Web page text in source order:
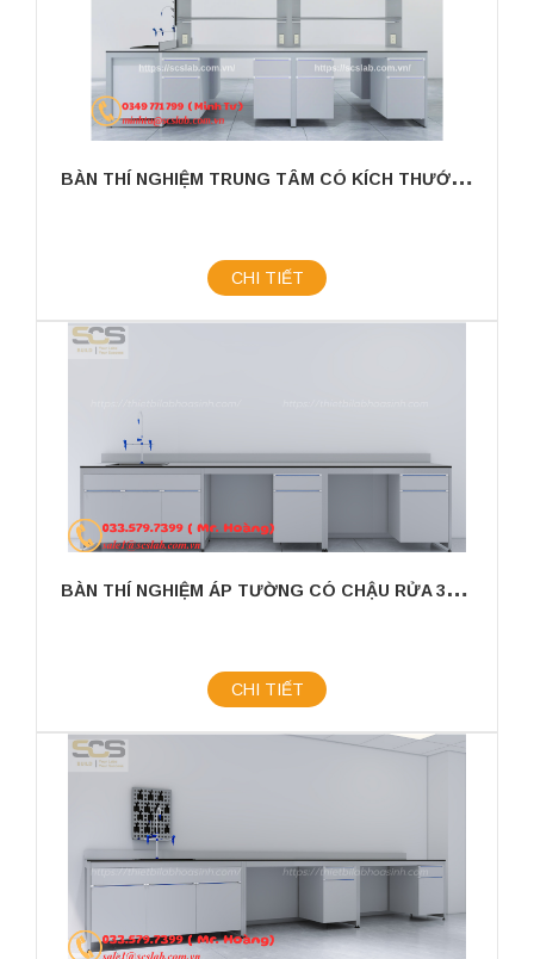
B
ÀN THÍ NGHIỆM TRUNG TÂM CÓ KÍCH THƯỚC 3600MM CÓ CHẬU RỬA
CHI TIẾT
B
ÀN THÍ NGHIỆM ÁP TƯỜNG CÓ CHẬU RỬA 3600X750X800MM
CHI TIẾT